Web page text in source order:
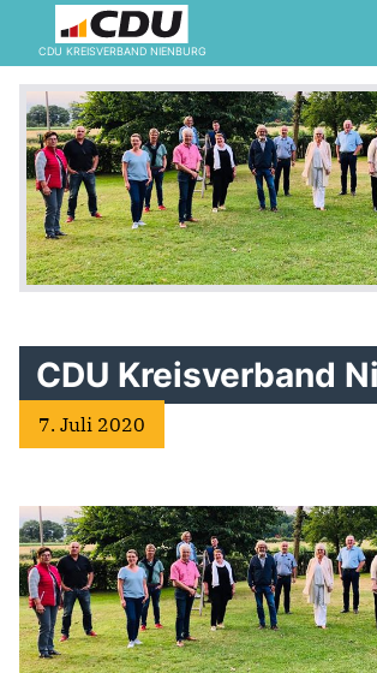
CDU KREISVERBAND NIENBURG
CDU Kreisverband
7. Juli 2020